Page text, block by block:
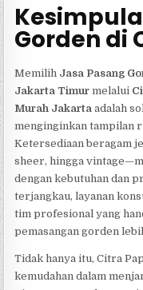
Gorden di
Memilih Jasa Pasang
Jakarta Timur melalui
Murah Jakarta adalah
menginginkan tampilan
Ketersediaan beragam
sheer, hingga
dengan kebutuhan dan
terjangkau, layanan
tim profesional yang
pemasangan gorden
Tidak hanya itu, Citra
kemudahan dalam